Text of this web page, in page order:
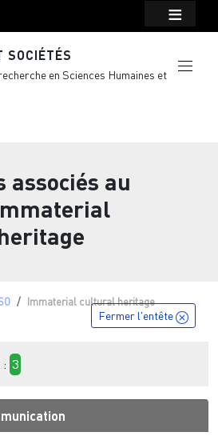
SOCIÉTÉS
en Sciences Humaines et
associés au
Immaterial cultural heritage
Fermer l'entête
3